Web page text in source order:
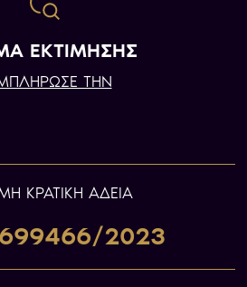
ΕΚΤΙΜΗΣΗΣ
ΤΗΝ
ΚΡΑΤΙΚΗ ΑΔΕΙΑ
2023